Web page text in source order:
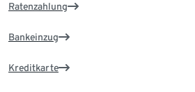
Ratenzahlung
Bankeinzug
Kreditkarte